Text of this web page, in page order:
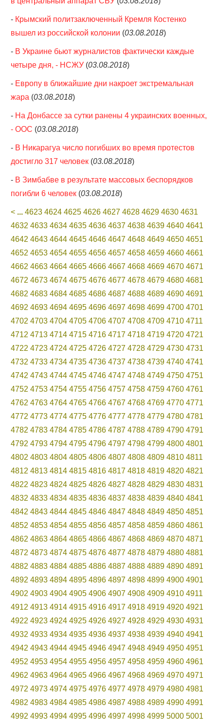
- Крымский политзаключенный Кремля Костенко
вышел из российской колонии (03.08.2018)
- В Украине бьют журналистов фактически каждые
четыре дня, - НСЖУ (03.08.2018)
- Европу в ближайшие дни накроет экстремальная
жара (03.08.2018)
- На Донбассе за сутки ранены 4 украинских военных,
- ООС (03.08.2018)
- В Никарагуа число погибших во время протестов
достигло 317 человек (03.08.2018)
- В Зимбабве в результате массовых беспорядков
погибли 6 человек (03.08.2018)
< ... 4623 4624 4625 4626 4627 4628 4629 4630 4631
4632 4633 4634 4635 4636 4637 4638 4639 4640 4641
4642 4643 4644 4645 4646 4647 4648 4649 4650 4651
4652 4653 4654 4655 4656 4657 4658 4659 4660 4661
4662 4663 4664 4665 4666 4667 4668 4669 4670 4671
4672 4673 4674 4675 4676 4677 4678 4679 4680 4681
4682 4683 4684 4685 4686 4687 4688 4689 4690 4691
4692 4693 4694 4695 4696 4697 4698 4699 4700 4701
4702 4703 4704 4705 4706 4707 4708 4709 4710 4711
4712 4713 4714 4715 4716 4717 4718 4719 4720 4721
4722 4723 4724 4725 4726 4727 4728 4729 4730 4731
4732 4733 4734 4735 4736 4737 4738 4739 4740 4741
4742 4743 4744 4745 4746 4747 4748 4749 4750 4751
4752 4753 4754 4755 4756 4757 4758 4759 4760 4761
4762 4763 4764 4765 4766 4767 4768 4769 4770 4771
4772 4773 4774 4775 4776 4777 4778 4779 4780 4781
4782 4783 4784 4785 4786 4787 4788 4789 4790 4791
4792 4793 4794 4795 4796 4797 4798 4799 4800 4801
4802 4803 4804 4805 4806 4807 4808 4809 4810 4811
4812 4813 4814 4815 4816 4817 4818 4819 4820 4821
4822 4823 4824 4825 4826 4827 4828 4829 4830 4831
4832 4833 4834 4835 4836 4837 4838 4839 4840 4841
4842 4843 4844 4845 4846 4847 4848 4849 4850 4851
4852 4853 4854 4855 4856 4857 4858 4859 4860 4861
4862 4863 4864 4865 4866 4867 4868 4869 4870 4871
4872 4873 4874 4875 4876 4877 4878 4879 4880 4881
4882 4883 4884 4885 4886 4887 4888 4889 4890 4891
4892 4893 4894 4895 4896 4897 4898 4899 4900 4901
4902 4903 4904 4905 4906 4907 4908 4909 4910 4911
4912 4913 4914 4915 4916 4917 4918 4919 4920 4921
4922 4923 4924 4925 4926 4927 4928 4929 4930 4931
4932 4933 4934 4935 4936 4937 4938 4939 4940 4941
4942 4943 4944 4945 4946 4947 4948 4949 4950 4951
4952 4953 4954 4955 4956 4957 4958 4959 4960 4961
4962 4963 4964 4965 4966 4967 4968 4969 4970 4971
4972 4973 4974 4975 4976 4977 4978 4979 4980 4981
4982 4983 4984 4985 4986 4987 4988 4989 4990 4991
4992 4993 4994 4995 4996 4997 4998 4999 5000 5001